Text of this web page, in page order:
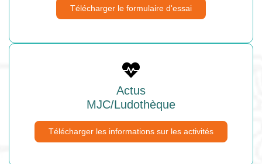
Télécharger le formulaire d'essai
Actus
MJC/Ludothèque
Télécharger les informations sur les activités